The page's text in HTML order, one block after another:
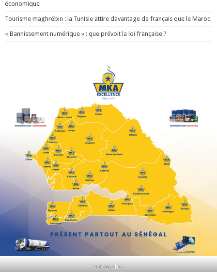
économique
Tourisme maghrébin : la Tunisie attire davantage de français que le Maroc
« Bannissement numérique » : que prévoit la loi française ?
Screenshot